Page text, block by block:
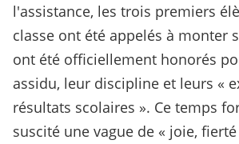
l'assistance, les trois premiers
classe ont été appelés à monter
ont été officiellement honorés
assidu, leur discipline et leurs «
résultats scolaires ». Ce temps
suscité une vague de « joie,